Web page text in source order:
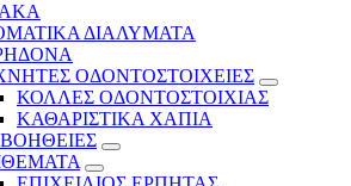
ΔΙΑΛΥΜΑΤΑ
ΟΔΟΝΤΟΣΤΟΙΧΕΙΕΣ
ΚΟΛΛΕΣ ΟΔΟΝΤΟΣΤΟΙΧΙΑΣ
ΚΑΘΑΡΙΣΤΙΚΑ ΧΑΠΙΑ